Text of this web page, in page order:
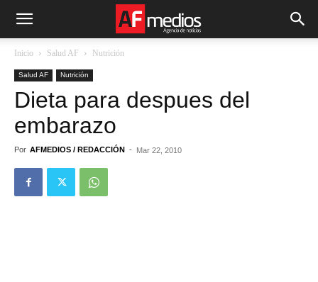
Inicio Salud AF Nutrición
Salud AF Nutrición
Dieta para despues del
embarazo
Por AFMEDIOS / REDACCIÓN - Mar 22, 2010